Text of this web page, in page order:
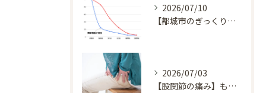
2026/07/10
【都城市のぎっくり腰専門】動けない・寝返りが打てない激痛を根本改善｜奏でる整骨院
2026/07/03
【股関節の痛み】もしかしたら変形性股関節症かも？｜都城市 奏でる整骨院